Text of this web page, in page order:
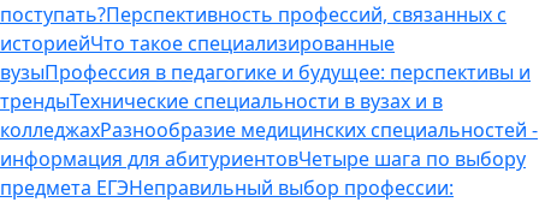
поступать?Перспективность профессий, связанных с
историейЧто такое специализированные
вузыПрофессия в педагогике и будущее: перспективы и
трендыТехнические специальности в вузах и в
колледжахРазнообразие медицинских специальностей -
информация для абитуриентовЧетыре шага по выбору
предмета ЕГЭНеправильный выбор профессии: